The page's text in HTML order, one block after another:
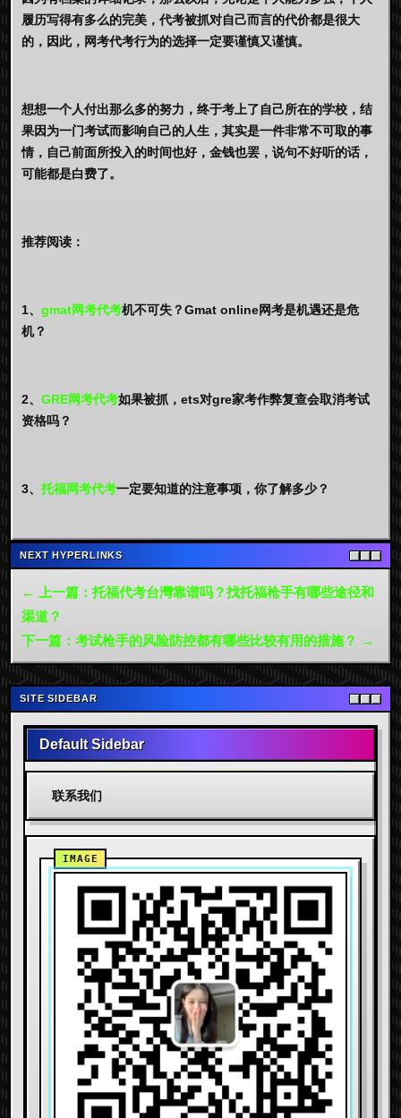
履历写得有多么的完美，代考被抓对自己而言的代价都是很大
的，因此，网考代考行为的选择一定要谨慎又谨慎。
想想一个人付出那么多的努力，终于考上了自己所在的学校，结
果因为一门考试而影响自己的人生，其实是一件非常不可取的事
情，自己前面所投入的时间也好，金钱也罢，说句不好听的话，
可能都是白费了。
推荐阅读：
1、 gmat网考代考机不可失？Gmat online网考是机遇还是危
机？
2、 GRE网考代考如果被抓，ets对gre家考作弊复查会取消考试
资格吗？
3、 托福网考代考一定要知道的注意事项，你了解多少？
NEXT HYPERLINKS
← 上一篇：托福代考台灣靠谱吗？找托福枪手有哪些途径和
渠道？
下一篇：考试枪手的风险防控都有哪些比较有用的措施？ →
SITE SIDEBAR
Default Sidebar
联系我们